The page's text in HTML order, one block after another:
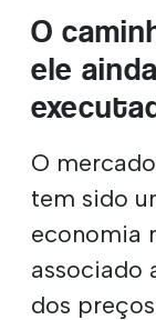
O
ele
O
tem sido
economia
associado
dos